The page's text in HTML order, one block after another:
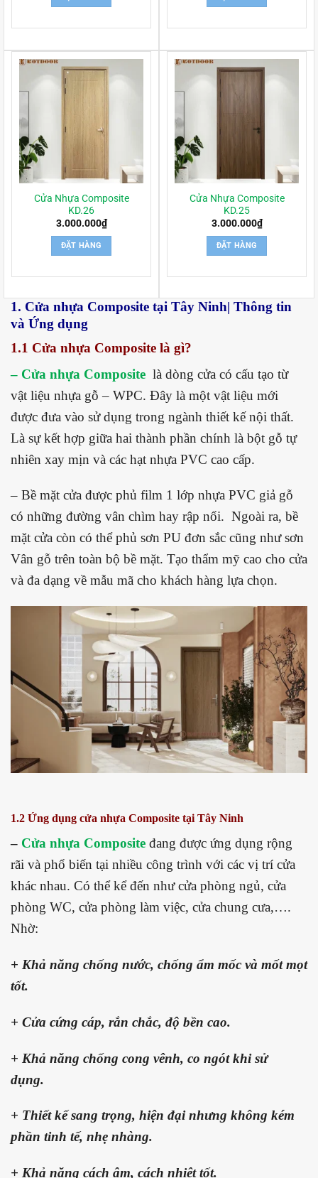
Cửa Nhựa Composite
KD.26
3.000.000₫
ĐẶT HÀNG
Cửa Nhựa Composite
KD.25
3.000.000₫
ĐẶT HÀNG
1. Cửa nhựa Composite tại Tây Ninh| Thông tin
và Ứng dụng
1.1 Cửa nhựa Composite là gì?
– Cửa nhựa Composite là dòng cửa có cấu tạo từ
vật liệu nhựa gỗ – WPC. Đây là một vật liệu mới
được đưa vào sử dụng trong ngành thiết kế nội thất.
Là sự kết hợp giữa hai thành phần chính là bột gỗ tự
nhiên xay mịn và các hạt nhựa PVC cao cấp.
– Bề mặt cửa được phủ film 1 lớp nhựa PVC giả gỗ
có những đường vân chìm hay rập nổi. Ngoài ra, bề
mặt cửa còn có thể phủ sơn PU đơn sắc cũng như sơn
Vân gỗ trên toàn bộ bề mặt. Tạo thẩm mỹ cao cho cửa
và đa dạng về mẫu mã cho khách hàng lựa chọn.
1.2 Ứng dụng cửa nhựa Composite tại Tây Ninh
– Cửa nhựa Composite đang được ứng dụng rộng
rãi và phổ biến tại nhiều công trình với các vị trí cửa
khác nhau. Có thể kể đến như cửa phòng ngủ, cửa
phòng WC, cửa phòng làm việc, cửa chung cưa,….
Nhờ:
+ Khả năng chống nước, chống ẩm mốc và mốt mọt
tốt.
+ Cửa cứng cáp, rắn chắc, độ bền cao.
+ Khả năng chống cong vênh, co ngót khi sử
dụng.
+ Thiết kế sang trọng, hiện đại nhưng không kém
phần tinh tế, nhẹ nhàng.
+ Khả năng cách âm, cách nhiệt tốt.